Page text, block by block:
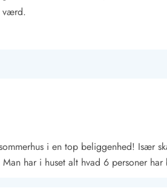
værd.
i en top beliggenhed! Især
har i huset alt hvad 6 personer